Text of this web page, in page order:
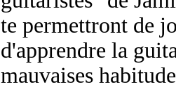
te permettront de
d'apprendre la
mauvaises